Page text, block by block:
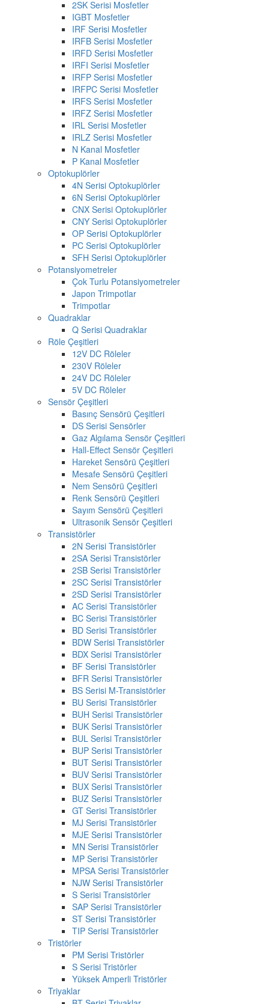
2SK Serisi Mosfetler
IGBT Mosfetler
IRF Serisi Mosfetler
IRFB Serisi Mosfetler
IRFD Serisi Mosfetler
IRFI Serisi Mosfetler
IRFP Serisi Mosfetler
IRFPC Serisi Mosfetler
IRFS Serisi Mosfetler
IRFZ Serisi Mosfetler
IRL Serisi Mosfetler
IRLZ Serisi Mosfetler
N Kanal Mosfetler
P Kanal Mosfetler
Optokuplörler
4N Serisi Optokuplörler
6N Serisi Optokuplörler
CNX Serisi Optokuplörler
CNY Serisi Optokuplörler
OP Serisi Optokuplörler
PC Serisi Optokuplörler
SFH Serisi Optokuplörler
Potansiyometreler
Çok Turlu Potansiyometreler
Japon Trimpotlar
Trimpotlar
Quadraklar
Q Serisi Quadraklar
Röle Çeşitleri
12V DC Röleler
230V Röleler
24V DC Röleler
5V DC Röleler
Sensör Çeşitleri
Basınç Sensörü Çeşitleri
DS Serisi Sensörler
Gaz Algılama Sensör Çeşitleri
Hall-Effect Sensör Çeşitleri
Hareket Sensörü Çeşitleri
Mesafe Sensörü Çeşitleri
Nem Sensörü Çeşitleri
Renk Sensörü Çeşitleri
Sayım Sensörü Çeşitleri
Ultrasonik Sensör Çeşitleri
Transistörler
2N Serisi Transistörler
2SA Serisi Transistörler
2SB Serisi Transistörler
2SC Serisi Transistörler
2SD Serisi Transistörler
AC Serisi Transistörler
BC Serisi Transistörler
BD Serisi Transistörler
BDW Serisi Transistörler
BDX Serisi Transistörler
BF Serisi Transistörler
BFR Serisi Transistörler
BS Serisi M-Transistörler
BU Serisi Transistörler
BUH Serisi Transistörler
BUK Serisi Transistörler
BUL Serisi Transistörler
BUP Serisi Transistörler
BUT Serisi Transistörler
BUV Serisi Transistörler
BUX Serisi Transistörler
BUZ Serisi Transistörler
GT Serisi Transistörler
MJ Serisi Transistörler
MJE Serisi Transistörler
MN Serisi Transistörler
MP Serisi Transistörler
MPSA Serisi Transistörler
NJW Serisi Transistörler
S Serisi Transistörler
SAP Serisi Transistörler
ST Serisi Transistörler
TIP Serisi Transistörler
Tristörler
PM Serisi Tristörler
S Serisi Tristörler
Yüksek Amperli Tristörler
Triyaklar